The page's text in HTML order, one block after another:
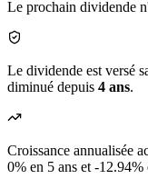
Le prochain dividende
Le dividende est versé
diminué depuis 4 ans.
Croissance annualisée
0% en 5 ans et -12.94%